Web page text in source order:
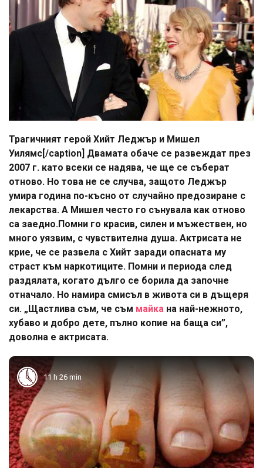
Трагичният герой Хийт Леджър и Мишел
Уилямс[/caption] Двамата обаче се развеждат през
2007 г. като всеки се надява, че ще се съберат
отново. Но това не се случва, защото Леджър
умира година по-късно от случайно предозиране с
лекарства. А Мишел често го сънувала как отново
са заедно.Помни го красив, силен и мъжествен, но
много уязвим, с чувствителна душа. Актрисата не
крие, че се развела с Хийт заради опасната му
страст към наркотиците. Помни и периода след
раздялата, когато дълго се борила да започне
отначало. Но намира смисъл в живота си в дъщеря
си. „Щастлива съм, че съм майка на най-нежното,
хубаво и добро дете, пълно копие на баща си”,
доволна е актрисата.
11 h 26 min